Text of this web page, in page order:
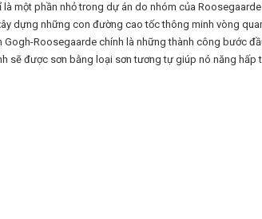
là một phần nhỏ trong dự án do nhóm của
dựng những con đường cao tốc thông minh vòng
Gogh-Roosegaarde chính là những thành công bước
sẽ được sơn bằng loại sơn tương tự giúp nó năng hấp